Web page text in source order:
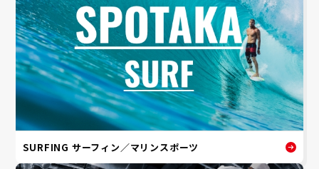
SURFING サーフィン／マリンスポーツ